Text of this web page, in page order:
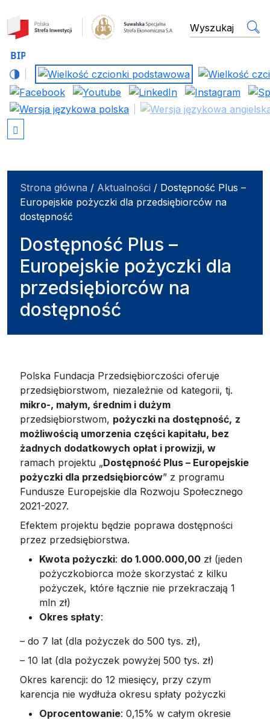
Suwalska Specjalnawyszukiwarka
Strona główna / Aktualności / Dostępność Plus –
Europejskie pożyczki dla przedsiębiorców na
dostępność
Dostępność Plus –
Europejskie pożyczki dla
przedsiębiorców na
dostępność
Polska Fundacja Przedsiębiorczości oferuje
przedsiębiorstwom, niezależnie od kategorii, tj.
mikro-, małym, średnim i dużym
przedsiębiorstwom, pożyczki na dostępność, z
możliwością umorzenia części kapitału, bez
żadnych dodatkowych opłat i prowizji, w
ramach projektu „Dostępność Plus – Europejskie
pożyczki dla przedsiębiorców” z programu
Fundusze Europejskie dla Rozwoju Społecznego
2021-2027.
Efektem projektu będzie poprawa dostępności
przez przedsiębiorstwa.
Kwota pożyczki: do 1.000.000,00 zł (jeden
pożyczkobiorca może skorzystać z kilku
pożyczek, które łącznie nie przekraczają 1
mln zł)
Okres spłaty:
– do 7 lat (dla pożyczek do 500 tys. zł),
– 10 lat (dla pożyczek powyżej 500 tys. zł)
Okres karencji: do 12 miesięcy, przy czym
karencja nie wydłuża okresu spłaty pożyczki
Oprocentowanie: 0,15% w całym okresie